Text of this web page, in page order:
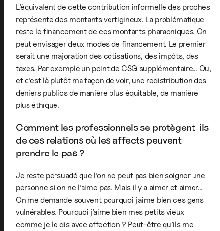
L’équivalent de cette contribution informelle des proches
représente des montants vertigineux. La problématique
reste le financement de ces montants pharaoniques. On
peut envisager deux modes de financement. Le premier
serait une majoration des cotisations, des impôts, des
taxes. Par exemple un point de CSG supplémentaire… Ou,
et c’est là plutôt ma façon de voir, une redistribution des
deniers publics de manière plus équitable, de manière
plus éthique.
Comment les professionnels se protègent-ils
de ces relations où les affects peuvent
prendre le pas ?
Je reste persuadé que l’on ne peut pas bien soigner une
personne si on ne l’aime pas. Mais il y a aimer et aimer…
On me demande souvent pourquoi j’aime bien ces gens
vulnérables. Pourquoi j’aime bien mes petits vieux
comme je le dis avec affection ? Peut-être qu’ils me